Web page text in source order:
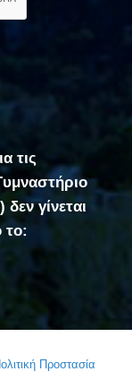
τις
γίνεται
το:
Προστασία